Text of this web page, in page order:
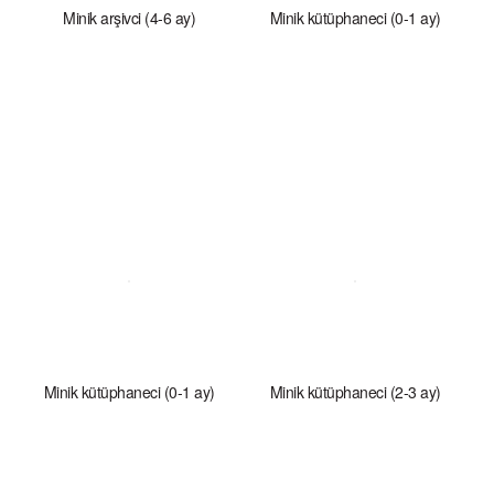
Minik arşivci (4-6 ay) Minik kütüphaneci (0-1 ay)
Minik kütüphaneci (0-1 ay) Minik kütüphaneci (2-3 ay)